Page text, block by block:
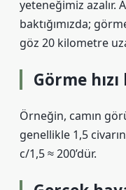
yeteneğimiz azalır.
baktığımızda;
göz 20 kilometre
Görme
Örneğin, camın
genellikle 1,5
c/1,5 ≈ 200’dür.